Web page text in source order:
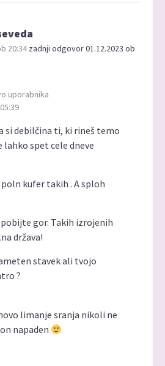
20:34 zadnji odgovor 01.12.2023 ob
uporabnika
si debilčina ti, ki rineš temo
lahko spet cele dneve
kufer takih . A sploh
pobijte gor. Takih izrojenih
država!
stavek ali tvojo
?
limanje sranja nikoli ne
napaden